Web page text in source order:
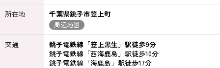
所在地
千葉県銚子市笠上町
周辺地図
交通
銚子電鉄線「笠上黒生」駅徒歩9分
銚子電鉄線「西海鹿島」駅徒歩10分
銚子電鉄線「海鹿島」駅徒歩17分